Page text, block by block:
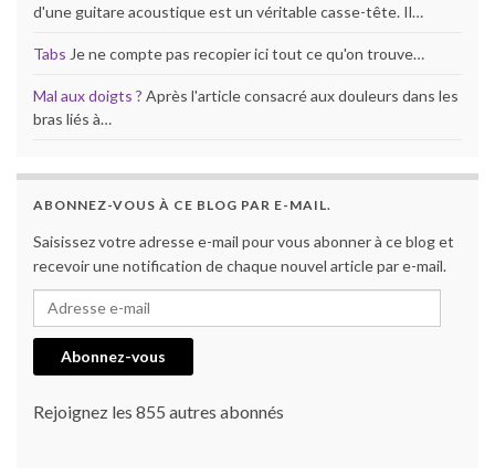
d'une guitare acoustique est un véritable casse-tête. Il…
Tabs Je ne compte pas recopier ici tout ce qu'on trouve…
Mal aux doigts ? Après l'article consacré aux douleurs dans les
bras liés à…
ABONNEZ-VOUS À CE BLOG PAR E-MAIL.
Saisissez votre adresse e-mail pour vous abonner à ce blog et
recevoir une notification de chaque nouvel article par e-mail.
Adresse e-mail
Abonnez-vous
Rejoignez les 855 autres abonnés